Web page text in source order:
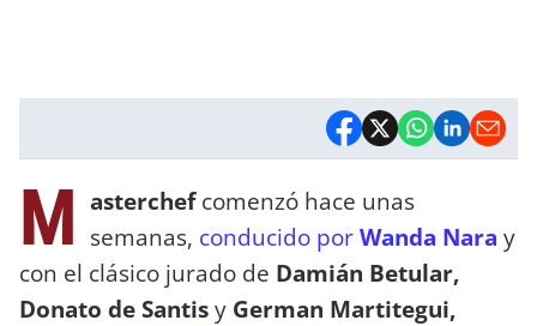
M asterchefcomenzó hace unas
semanas, conducido porWanda Nara y
con el clásico jurado de Damián Betular,
Donato de Santisy German Martitegui,